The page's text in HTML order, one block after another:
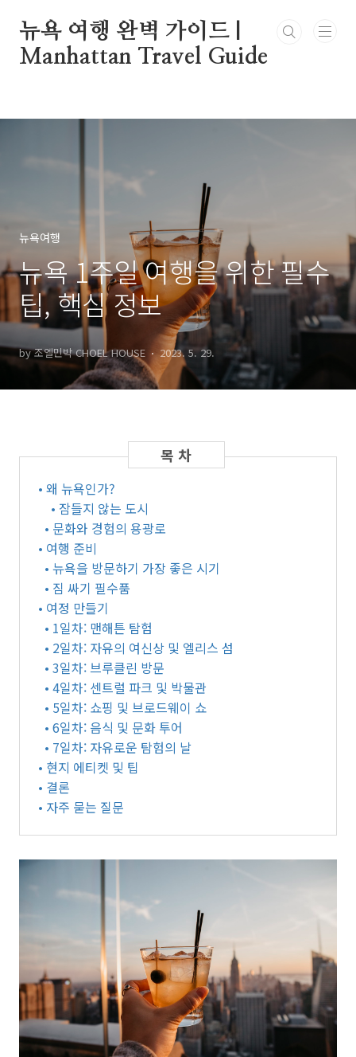
뉴욕 여행 완벽 가이드 |
Manhattan Travel Guide
뉴욕여행
뉴욕 1주일 여행을 위한 필수
팁, 핵심 정보
by 조엘민박 CHOEL HOUSE 2023. 5. 29.
• 왜 뉴욕인가?
• 잠들지 않는 도시
• 문화와 경험의 용광로
• 여행 준비
• 뉴욕을 방문하기 가장 좋은 시기
• 짐 싸기 필수품
• 여정 만들기
• 1일차: 맨해튼 탐험
• 2일차: 자유의 여신상 및 엘리스 섬
• 3일차: 브루클린 방문
• 4일차: 센트럴 파크 및 박물관
• 5일차: 쇼핑 및 브로드웨이 쇼
• 6일차: 음식 및 문화 투어
• 7일차: 자유로운 탐험의 날
• 현지 에티켓 및 팁
• 결론
• 자주 묻는 질문